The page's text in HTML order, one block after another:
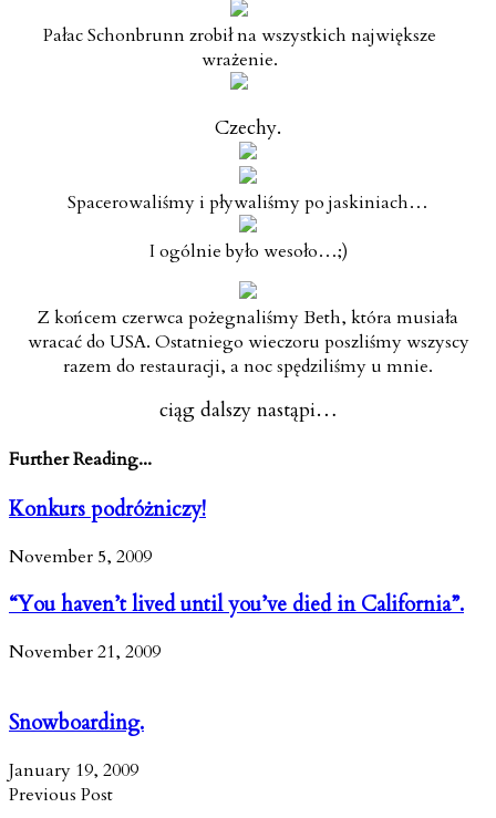
Pałac Schonbrunn zrobił na wszystkich największe
wrażenie.
Czechy.
Spacerowaliśmy i pływaliśmy po jaskiniach…
I ogólnie było wesoło…;)
Z końcem czerwca pożegnaliśmy Beth, która musiała
wracać do USA. Ostatniego wieczoru poszliśmy wszyscy
razem do restauracji, a noc spędziliśmy u mnie.
ciąg dalszy nastąpi…
Further Reading...
Konkurs podróżniczy!
November 5, 2009
“You haven’t lived until you’ve died in California”.
November 21, 2009
Snowboarding.
January 19, 2009
Previous Post